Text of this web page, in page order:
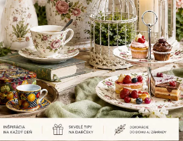
svietniky stačí pravidelne čistiť jemnou
nárazmi a pri znečistení použiť vlažnú vodu bez